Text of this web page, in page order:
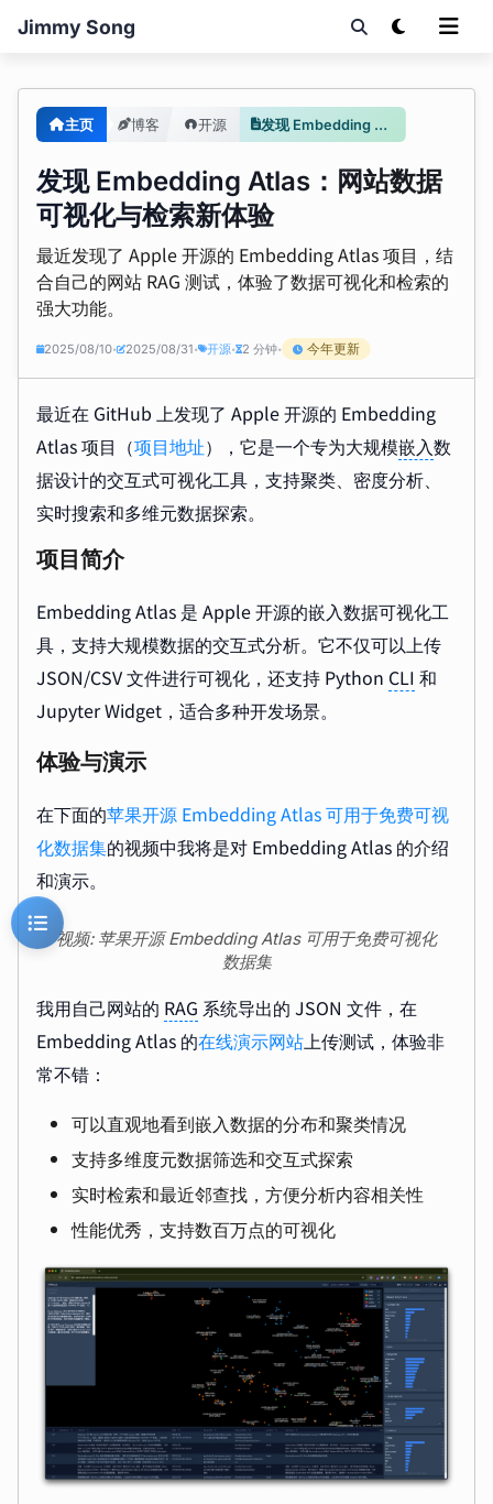
Jimmy Song
主页 博客 开源 发现 Embedding Atlas：网站数据可视化与检索新体验
发现 Embedding Atlas：网站数据
可视化与检索新体验
最近发现了 Apple 开源的 Embedding Atlas 项目，结
合自己的网站 RAG 测试，体验了数据可视化和检索的
强大功能。
2025/08/10• 2025/08/31 • 开源• 2 分钟• 今年更新
最近在 GitHub 上发现了 Apple 开源的 Embedding
Atlas 项目（项目地址），它是一个专为大规模嵌入数
据设计的交互式可视化工具，支持聚类、密度分析、
实时搜索和多维元数据探索。
项目简介
Embedding Atlas 是 Apple 开源的嵌入数据可视化工
具，支持大规模数据的交互式分析。它不仅可以上传
JSON/CSV 文件进行可视化，还支持 Python CLI 和
Jupyter Widget，适合多种开发场景。
体验与演示
在下面的苹果开源 Embedding Atlas 可用于免费可视
化数据集的视频中我将是对 Embedding Atlas 的介绍
和演示。
视频: 苹果开源 Embedding Atlas 可用于免费可视化
数据集
我用自己网站的 RAG 系统导出的 JSON 文件，在
Embedding Atlas 的在线演示网站上传测试，体验非
常不错：
可以直观地看到嵌入数据的分布和聚类情况
支持多维度元数据筛选和交互式探索
实时检索和最近邻查找，方便分析内容相关性
性能优秀，支持数百万点的可视化